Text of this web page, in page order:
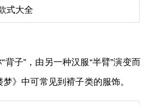
背子”，由另一种汉服“半臂”演变而
》中可常见到褙子类的服饰。